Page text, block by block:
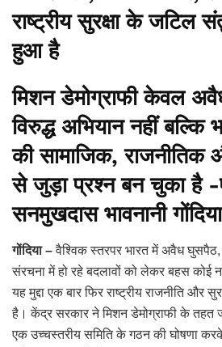
राष्ट्रीय सुरक्षा के जटिल
हुआ है
मिशन डेमोग्राफी केवल
विरुद्ध अभियान नहीं बल्कि
की सामाजिक, राजनीतिक
से जुड़ा प्रश्न बन चुका है
सनमुखदास भावनानी गोंदिया
गोंदिया –वैश्विक स्तरपर भारत में अवैध
संरचना में हो रहे बदलावों को लेकर बहस कोई
यह मुद्दा एक बार फिर राष्ट्रीय राजनीति और
है। केंद्र सरकार ने मिशन डेमोग्राफी के तहत
एक उच्चस्तरीय समिति के गठन की घोषणा